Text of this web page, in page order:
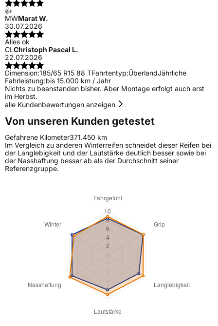
👍
MWMarat W.
30.07.2026
Alles ok
CLChristoph Pascal L.
22.07.2026
Dimension:185/65 R15 88 TFahrtentyp:ÜberlandJährliche
Fahrleistung:bis 15.000 km / Jahr
Nichts zu beanstanden bisher. Aber Montage erfolgt auch erst
im Herbst.
alle Kundenbewertungen anzeigen
Von unseren Kunden getestet
Gefahrene Kilometer371.450 km
Im Vergleich zu anderen Winterreifen schneidet dieser Reifen bei
der Langlebigkeit und der Lautstärke deutlich besser sowie bei
der Nasshaftung besser ab als der Durchschnitt seiner
Referenzgruppe.